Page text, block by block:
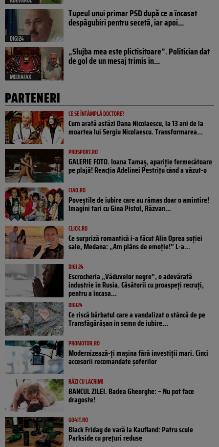
DIGI24
Tupeul unui primar PSD după ce a încasat
despăgubiri pentru secetă, iar apoi...
MEDIAFAX
„Slujba mea este plictisitoare”. Politician dat
de gol de un mesaj trimis în...
PARTENERI
CE SE ÎNTÂMPLĂ DOCTORE?
Cum arată astăzi Dana Nicolaescu, la 13 ani de la
moartea lui Sergiu Nicolaescu. Transformarea...
PROSPORT.RO
GALERIE FOTO. Ioana Tamaş, apariție fermecătoare
pe plajă! Reacția Adelinei Pestrițu când a văzut-o
CIAO.RO
Poveştile de iubire care au rămas doar o amintire!
Imagini tari cu Gina Pistol, Răzvan...
CLICK.RO
Ce surpriză romantică i-a făcut Alin Oprea soției
sale, Medana: „Am plâns de emoție!” L-a...
DIGI 24
Escrocheria „Văduvelor negre”, o adevărată
industrie în Rusia. Căsătorii cu proaspeți recruți,
pentru a încasa...
DIGI24
Ce riscă bărbatul care a vandalizat o stâncă de pe
Transfăgărășan în semn de iubire...
PROMOTOR.RO
Modernizează-ți mașina fără investiții mari. Cinci
accesorii recomandate șoferilor
RÂZI CU LACRIMI
BANCUL ZILEI. Badea Gheorghe: – Nu pot face
dragoste!
GO4IT.RO
Black Friday de vară la Kaufland: Patru scule
Parkside cu prețuri reduse